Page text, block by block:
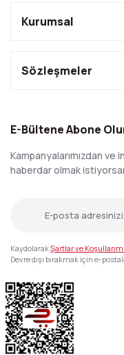
Kurumsal
Sözleşmeler
E-Bültene Abone
Kampanyalarımızdan
haberdar olmak
KaydolarakŞartlar ve
Devre dışı bırakmak için e-